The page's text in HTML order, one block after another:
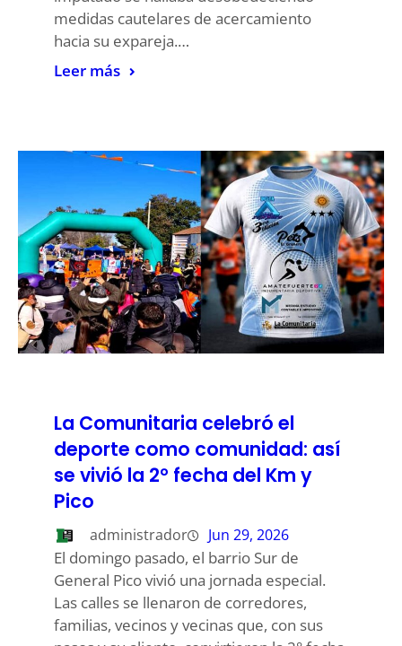
medidas cautelares de acercamiento
hacia su expareja.…
Leer más
La Comunitaria celebró el
deporte como comunidad: así
se vivió la 2° fecha del Km y
Pico
administrador Jun 29, 2026
El domingo pasado, el barrio Sur de
General Pico vivió una jornada especial.
Las calles se llenaron de corredores,
familias, vecinos y vecinas que, con sus